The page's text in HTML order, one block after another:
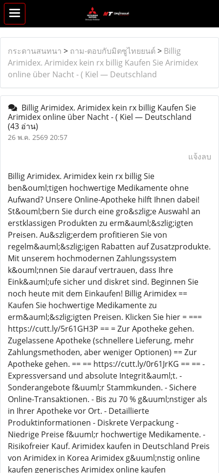
กระดานสนทนา > ถาม-ตอบกับมิตซูไทยยนต์ > Billig
Arimidex. Arimidex kein rx billig Kaufen Sie Arimidex
online über Nacht - ( Kiel — Deutschland
Billig Arimidex. Arimidex kein rx billig Kaufen Sie
Arimidex online über Nacht - ( Kiel — Deutschland
(43 อ่าน)
26 พ.ค. 2569 20:57
แจ้งลบ
Billig Arimidex. Arimidex kein rx billig Sie
ben&ouml;tigen hochwertige Medikamente ohne
Aufwand? Unsere Online-Apotheke hilft Ihnen dabei!
St&ouml;bern Sie durch eine gro&szlig;e Auswahl an
erstklassigen Produkten zu erm&auml;&szlig;igten
Preisen. Au&szlig;erdem profitieren Sie von
regelm&auml;&szlig;igen Rabatten auf Zusatzprodukte.
Mit unserem hochmodernen Zahlungssystem
k&ouml;nnen Sie darauf vertrauen, dass Ihre
Eink&auml;ufe sicher und diskret sind. Beginnen Sie
noch heute mit dem Einkaufen! Billig Arimidex ==
Kaufen Sie hochwertige Medikamente zu
erm&auml;&szlig;igten Preisen. Klicken Sie hier = ===
https://cutt.ly/5r61GH3P == = Zur Apotheke gehen.
Zugelassene Apotheke (schnellere Lieferung, mehr
Zahlungsmethoden, aber weniger Optionen) == Zur
Apotheke gehen. == == https://cutt.ly/0r61JrKG == == -
Expressversand und absolute Integrit&auml;t. -
Sonderangebote f&uuml;r Stammkunden. - Sichere
Online-Transaktionen. - Bis zu 70 % g&uuml;nstiger als
in Ihrer Apotheke vor Ort. - Detaillierte
Produktinformationen - Diskrete Verpackung -
Niedrige Preise f&uuml;r hochwertige Medikamente. -
Risikofreier Kauf. Arimidex kaufen in Deutschland Preis
von Arimidex in Korea Arimidex g&uuml;nstig online
kaufen generisches Arimidex online kaufen